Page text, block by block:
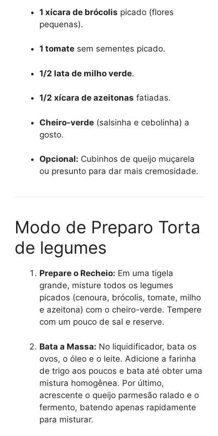
1 xícara de brócolis picado (flores
pequenas).
1 tomate sem sementes picado.
1/2 lata de milho verde.
1/2 xícara de azeitonas fatiadas.
Cheiro-verde (salsinha e cebolinha) a
gosto.
Opcional: Cubinhos de queijo muçarela
ou presunto para dar mais cremosidade.
Modo de Preparo Torta
de legumes
Prepare o Recheio: Em uma tigela
grande, misture todos os legumes
picados (cenoura, brócolis, tomate, milho
e azeitona) com o cheiro-verde. Tempere
com um pouco de sal e reserve.
Bata a Massa: No liquidificador, bata os
ovos, o óleo e o leite. Adicione a farinha
de trigo aos poucos e bata até obter uma
mistura homogênea. Por último,
acrescente o queijo parmesão ralado e o
fermento, batendo apenas rapidamente
para misturar.